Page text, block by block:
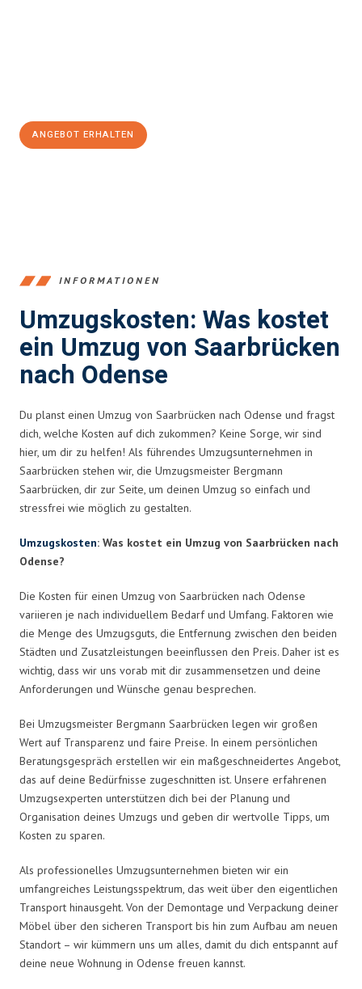
ANGEBOT ERHALTEN
INFORMATIONEN
Umzugskosten: Was kostet
ein Umzug von Saarbrücken
nach Odense
Du planst einen Umzug von Saarbrücken nach Odense und fragst
dich, welche Kosten auf dich zukommen? Keine Sorge, wir sind
hier, um dir zu helfen! Als führendes Umzugsunternehmen in
Saarbrücken stehen wir, die Umzugsmeister Bergmann
Saarbrücken, dir zur Seite, um deinen Umzug so einfach und
stressfrei wie möglich zu gestalten.
Umzugskosten: Was kostet ein Umzug von Saarbrücken nach
Odense?
Die Kosten für einen Umzug von Saarbrücken nach Odense
variieren je nach individuellem Bedarf und Umfang. Faktoren wie
die Menge des Umzugsguts, die Entfernung zwischen den beiden
Städten und Zusatzleistungen beeinflussen den Preis. Daher ist es
wichtig, dass wir uns vorab mit dir zusammensetzen und deine
Anforderungen und Wünsche genau besprechen.
Bei Umzugsmeister Bergmann Saarbrücken legen wir großen
Wert auf Transparenz und faire Preise. In einem persönlichen
Beratungsgespräch erstellen wir ein maßgeschneidertes Angebot,
das auf deine Bedürfnisse zugeschnitten ist. Unsere erfahrenen
Umzugsexperten unterstützen dich bei der Planung und
Organisation deines Umzugs und geben dir wertvolle Tipps, um
Kosten zu sparen.
Als professionelles Umzugsunternehmen bieten wir ein
umfangreiches Leistungsspektrum, das weit über den eigentlichen
Transport hinausgeht. Von der Demontage und Verpackung deiner
Möbel über den sicheren Transport bis hin zum Aufbau am neuen
Standort – wir kümmern uns um alles, damit du dich entspannt auf
deine neue Wohnung in Odense freuen kannst.